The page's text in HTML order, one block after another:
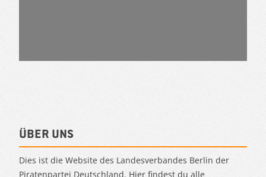
Über uns
Dies ist die Website des Landesverbandes Berlin der
Piratenpartei Deutschland. Hier findest du alle